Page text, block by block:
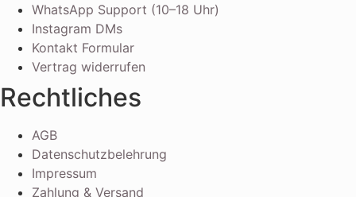
WhatsApp Support (10–18 Uhr)
Instagram DMs
Kontakt Formular
Vertrag widerrufen
Rechtliches
AGB
Datenschutzbelehrung
Impressum
Zahlung & Versand